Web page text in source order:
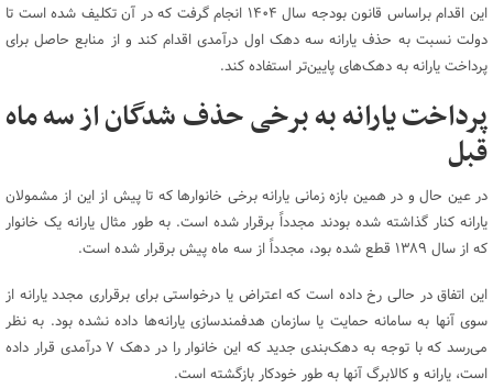
این اقدام براساس قانون بودجه سال ۱۴۰۴ انجام گرفت که در آن تکلیف شده است تا
دولت نسبت به حذف یارانه سه دهک اول درآمدی اقدام کند و از منابع حاصل برای
پرداخت یارانه به دهک‌های پایین‌تر استفاده کند.
پرداخت یارانه به برخی حذف شدگان از سه ماه
قبل
در عین حال و در همین بازه زمانی یارانه برخی خانوار‌ها که تا پیش از این از مشمولان
یارانه کنار گذاشته شده بودند مجدداً برقرار شده است. به طور مثال یارانه یک خانوار
که از سال ۱۳۸۹ قطع شده بود، مجدداً از سه ماه پیش برقرار شده است.
این اتفاق در حالی رخ داده است که اعتراض یا درخواستی برای برقراری مجدد یارانه از
سوی آنها به سامانه حمایت یا سازمان هدفمندسازی یارانه‌ها داده نشده بود. به نظر
می‌رسد که با توجه به دهک‌بندی جدید که این خانوار را در دهک ۷ درآمدی قرار داده
است، یارانه و کالابرگ آنها به طور خودکار بازگشته است.